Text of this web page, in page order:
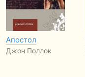
Апостол
Джон Поллок